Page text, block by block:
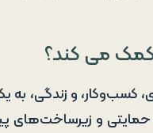
کمک می کند؟
کسب‌وکار، و زندگی،
و زیرساخت‌های